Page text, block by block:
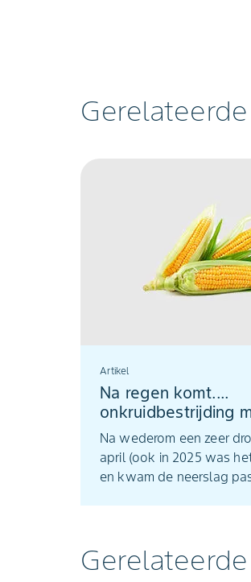
Artikel
Na regen komt....
onkruidbestrijding
Na wederom een zeer
april (ook in 2025 was
en kwam de neerslag
verschillen maar een
lijkt ons land te hebben